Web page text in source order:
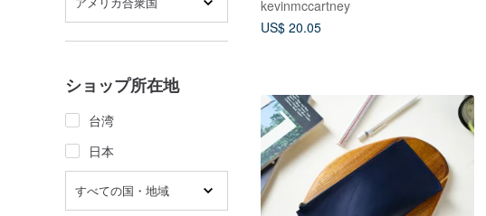
ショップ所在地
台湾
日本
すべての国・地域
kevinmccartney
US$ 20.05